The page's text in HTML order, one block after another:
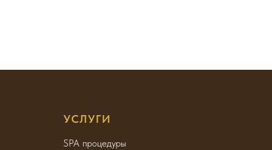
УСЛУГИ
SPA процедуры